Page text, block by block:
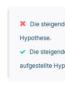
Die
Hypothese.
Die
aufgestellte